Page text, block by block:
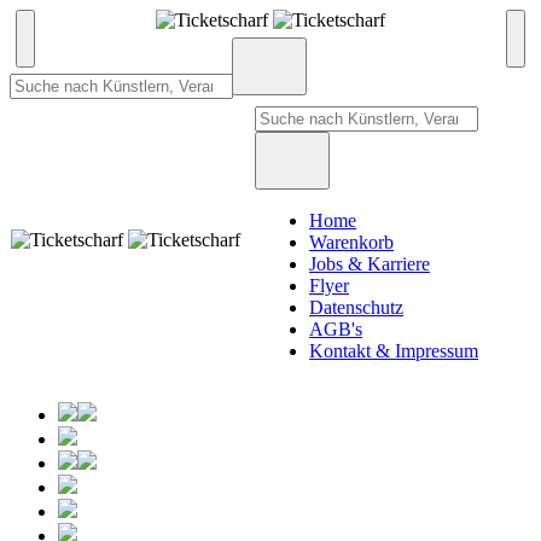
Home
Warenkorb
Jobs & Karriere
Flyer
Datenschutz
AGB's
Kontakt & Impressum